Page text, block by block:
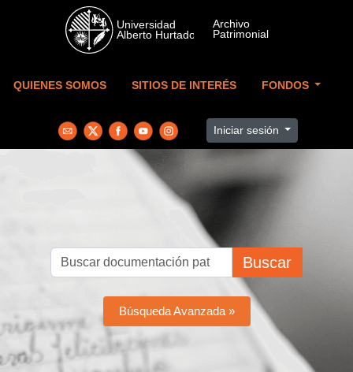
Skip to main content
QUIENES SOMOS SITIOS DE INTERÉS FONDOS
Iniciar sesión
Buscar
Búsqueda Avanzada »